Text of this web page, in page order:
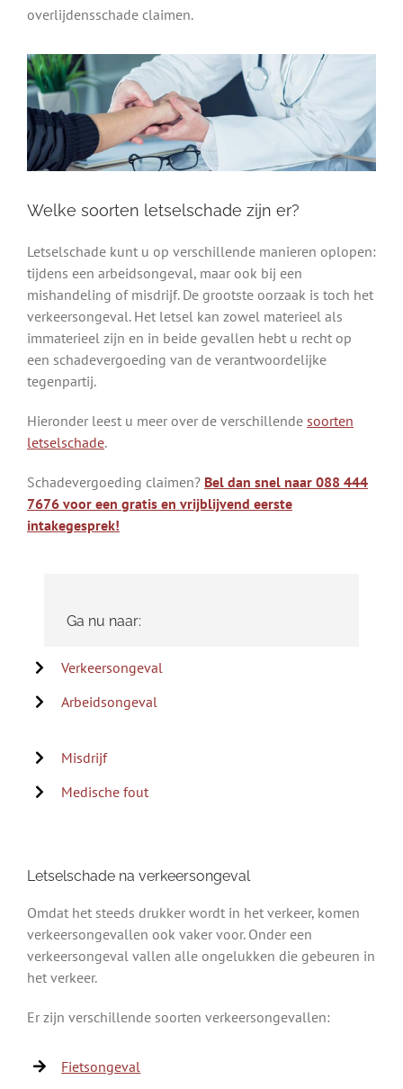
overlijdensschade claimen.
Welke soorten letselschade zijn er?
Letselschade kunt u op verschillende manieren oplopen:
tijdens een arbeidsongeval, maar ook bij een
mishandeling of misdrijf. De grootste oorzaak is toch het
verkeersongeval. Het letsel kan zowel materieel als
immaterieel zijn en in beide gevallen hebt u recht op
een schadevergoeding van de verantwoordelijke
tegenpartij.
Hieronder leest u meer over de verschillende soorten
letselschade.
Schadevergoeding claimen? Bel dan snel naar 088 444
7676 voor een gratis en vrijblijvend eerste
intakegesprek!
Ga nu naar:
Verkeersongeval
Arbeidsongeval
Misdrijf
Medische fout
Letselschade na verkeersongeval
Omdat het steeds drukker wordt in het verkeer, komen
verkeersongevallen ook vaker voor. Onder een
verkeersongeval vallen alle ongelukken die gebeuren in
het verkeer.
Er zijn verschillende soorten verkeersongevallen:
Fietsongeval